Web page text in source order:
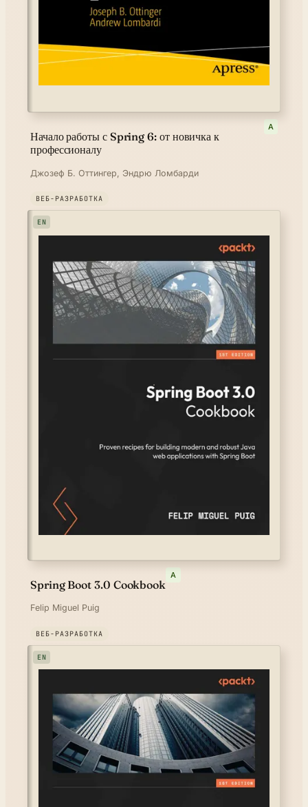
Начало работы с Spring 6: от новичка к
профессионалу
A
Джозеф Б. Оттингер, Эндрю Ломбарди
ВЕБ-РАЗРАБОТКА
EN
Spring Boot 3.0 Cookbook
A
Felip Miguel Puig
ВЕБ-РАЗРАБОТКА
EN